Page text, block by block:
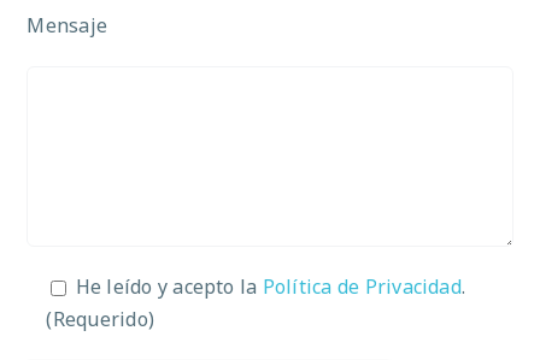
Mensaje
He leído y acepto la Política de Privacidad.
(Requerido)